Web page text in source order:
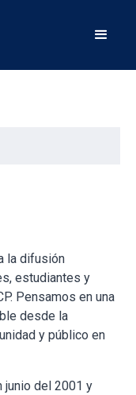
la difusión
estudiantes y
Pensamos en una
desde la
y público en
junio del 2001 y